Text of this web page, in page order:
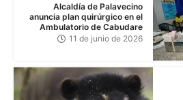
Alcaldía de Palavecino
anuncia plan quirúrgico en el
Ambulatorio de Cabudare
11 de junio de 2026